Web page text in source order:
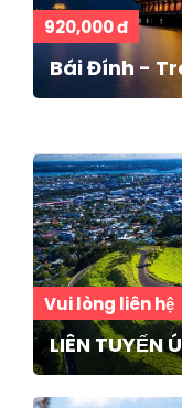
920,000 đ
Bái Đính -
Vui lòng liên hệ
LIÊN TUYẾN